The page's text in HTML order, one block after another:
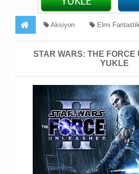
Aksiyon Elmi
STAR WARS: THE FORCE
YUKLE